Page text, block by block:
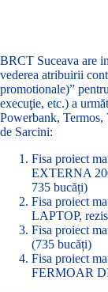
BRCT Suceava are
vederea atribuirii
promotionale)”
execuţie, etc.) a
Powerbank,
de Sarcini:
Fisa proiect
EXTERNA
735 bucăți)
Fisa proiect
LAPTOP,
Fisa proiect
(735 bucăți)
Fisa proiect
FERMOAR